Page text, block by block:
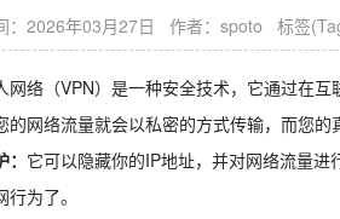
：2026年03月27日 作者：spoto 标签
网络（VPN）是一种安全技术，它通过在
的网络流量就会以私密的方式传输，而您
它可以隐藏你的IP地址，并对网络流量
为了。